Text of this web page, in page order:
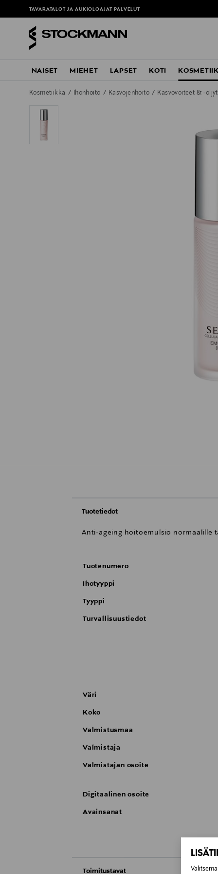
TAVARATALOT JA AUKIOLOAJAT PALVELUT
NAISET MIEHET LAPSET KOTI
Kosmetiikka Ihonhoito Kasvojenhoito Kasvovoiteet & -öljyt
Tuotetiedot
Anti-ageing hoitoemulsio normaalille
Tuotenumero
Ihotyyppi
Tyyppi
Turvallisuustiedot
Väri
Koko
Valmistusmaa
Valmistaja
Valmistajan osoite
Digitaalinen osoite
Avainsanat
Toimitustavat